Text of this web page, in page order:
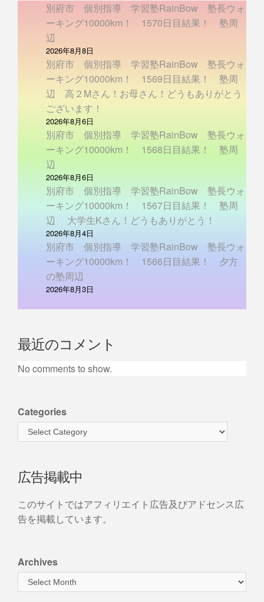
別府市 個別指導 学習塾RainBow 塾長ウォ
ーキング10000km！ 1570日目結果！ 塾周
辺
2026年8月8日
別府市 個別指導 学習塾RainBow 塾長ウォ
ーキング10000km！ 1569日目結果！ 塾周
辺 高２Mさん！お母さん！どうもありがとう
ございます！
2026年8月6日
別府市 個別指導 学習塾RainBow 塾長ウォ
ーキング10000km！ 1568日目結果！ 塾周
辺
2026年8月6日
別府市 個別指導 学習塾RainBow 塾長ウォ
ーキング10000km！ 1567日目結果！ 塾周
辺 大学生Kさん！どうもありがとう！
2026年8月4日
別府市 個別指導 学習塾RainBow 塾長ウォ
ーキング10000km！ 1566日目結果！ 夕方
の塾周辺
2026年8月3日
最近のコメント
No comments to show.
Categories
広告掲載中
このサイトではアフィリエイト広告及びアドセンス広
告を掲載しています。
Archives